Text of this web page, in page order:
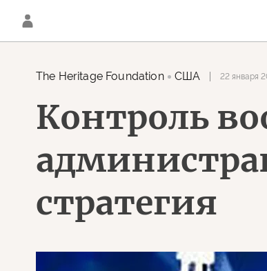
The Heritage Foundation США 22 января
Контроль
стратегия